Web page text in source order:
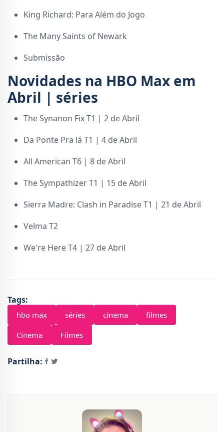
King Richard: Para Além do Jogo
The Many Saints of Newark
Submissão
Novidades na HBO Max em
Abril | séries
The Synanon Fix T1 | 2 de Abril
Da Ponte Pra lá T1 | 4 de Abril
All American T6 | 8 de Abril
The Sympathizer T1 | 15 de Abril
Sierra Madre: Clash in Paradise T1 | 21 de Abril
Velma T2
We're Here T4 | 27 de Abril
Tags:
hbo max séries cinema
filmes
Cinema
Filmes
Partilha: